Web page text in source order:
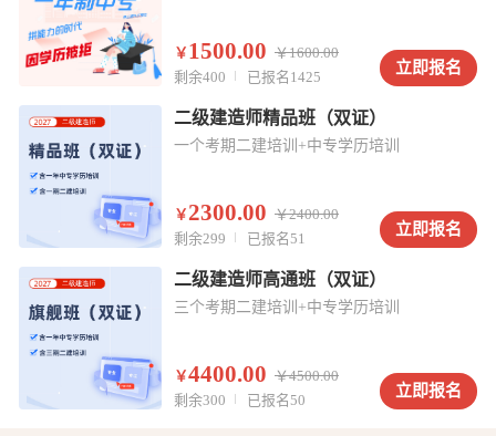
￥ 1500.00 ￥1600.00
剩余400
已报名1425
立即报名
二级建造师精品班（双证）
一个考期二建培训+中专学历培训
￥2300.00 ￥2400.00
剩余299
已报名51
立即报名
二级建造师高通班（双证）
三个考期二建培训+中专学历培训
￥4400.00 ￥4500.00
剩余300
已报名50
立即报名